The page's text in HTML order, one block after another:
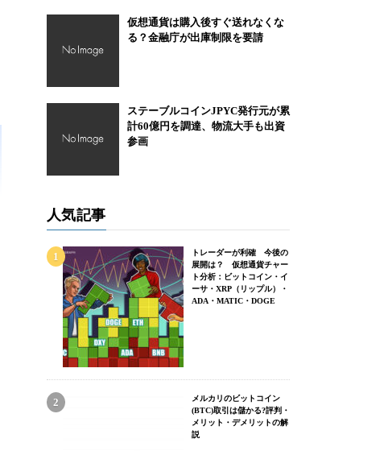
仮想通貨は購入後すぐ送れなくな
る？金融庁が出庫制限を要請
ステーブルコインJPYC発行元が累
計60億円を調達、物流大手も出資
参画
人気記事
トレーダーが利確 今後の
展開は？ 仮想通貨チャー
ト分析：ビットコイン・イ
ーサ・XRP（リップル）・
ADA・MATIC・DOGE
メルカリのビットコイン
(BTC)取引は儲かる?評判・
メリット・デメリットの解
説